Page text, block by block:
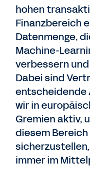
hohen
Finanzbereich
Datenmenge,
Machine-
verbessern
Dabei sind
entscheidende
wir in
Gremien aktiv,
diesem
immer im